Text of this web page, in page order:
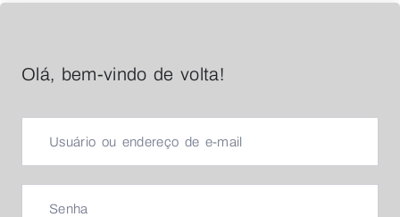
Olá, bem-vindo de volta!